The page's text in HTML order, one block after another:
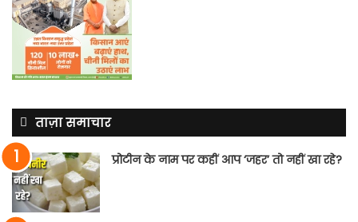
ताज़ा समाचार
प्रोटीन के नाम पर कहीं आप ‘जहर’ तो नहीं खा रहे?